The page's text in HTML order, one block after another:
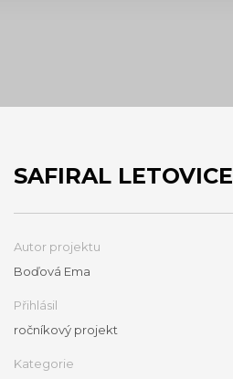
SAFIRAL LETOVICE
Autor projektu
Boďová Ema
Přihlásil
ročníkový projekt
Kategorie